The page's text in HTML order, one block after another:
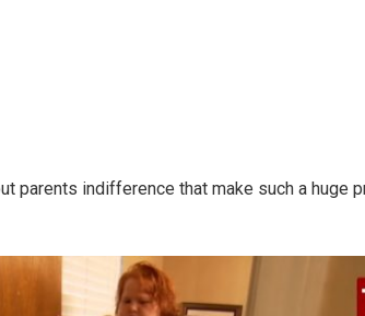
parents indifference that make such a huge